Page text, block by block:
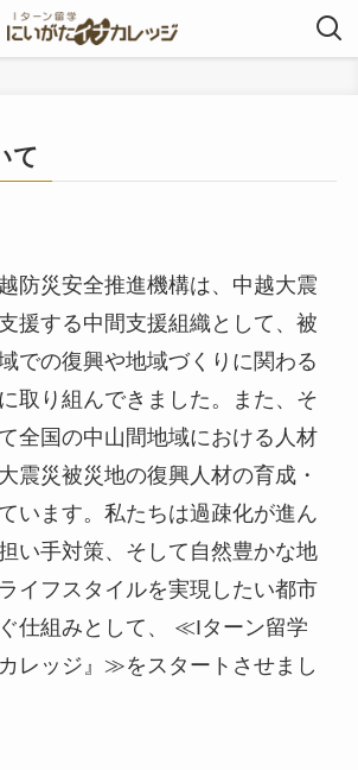
て
防災安全推進機構は、中越大震
援する中間支援組織として、被
での復興や地域づくりに関わる
取り組んできました。また、そ
全国の中山間地域における人材
震災被災地の復興人材の育成・
います。私たちは過疎化が進ん
い手対策、そして自然豊かな地
イフスタイルを実現したい都市
仕組みとして、 ≪Iターン留学
カレッジ』≫をスタートさせまし